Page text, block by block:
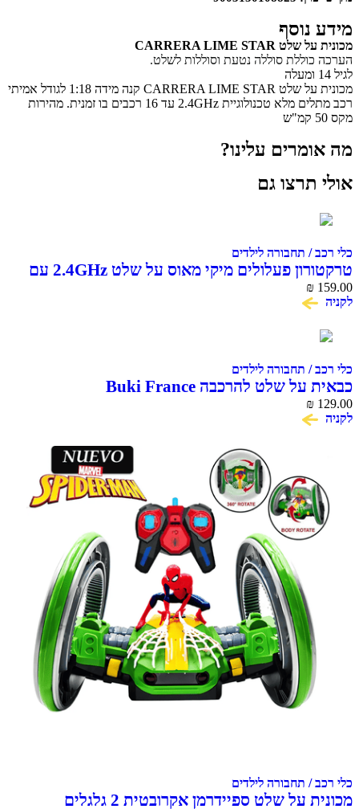
מידע נוסף
מכונית על שלט CARRERA LIME STAR
הערכה כוללת סוללה נטעת וסוללות לשלט.
לגיל 14 ומעלה
מכונית על שלט CARRERA LIME STAR קנה מידה 1:18 לגודל אמיתי
רכב מתלים מלא טכנולוגיית 2.4GHz עד 16 רכבים בו זמנית. מהירות
מקס 50 קמ"ש
מה אומרים עלינו?
אולי תרצו גם
כלי רכב / תחבורה לילדים
טרקטורון פעלולים מיקי מאוס על שלט 2.4GHz עם
אורות Disney Junior₪ 159.00
לקניה
כלי רכב / תחבורה לילדים
כבאית על שלט להרכבה Buki France
₪ 129.00
לקניה
כלי רכב / תחבורה לילדים
מכונית על שלט ספיידרמן אקרובטית 2 גלגלים